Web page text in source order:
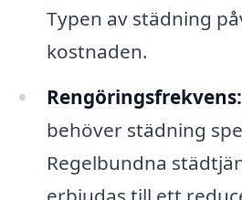
Typen av städning
kostnaden.
Rengöringsfrekvens:
behöver städning
Regelbundna